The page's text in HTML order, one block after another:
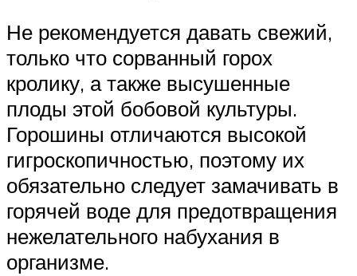
Не рекомендуется давать свежий,
только что сорванный горох
кролику, а также высушенные
плоды этой бобовой культуры.
Горошины отличаются высокой
гигроскопичностью, поэтому их
обязательно следует замачивать в
горячей воде для предотвращения
нежелательного набухания в
организме.